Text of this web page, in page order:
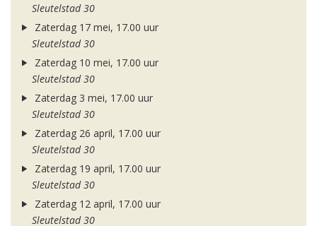
Sleutelstad 30
Zaterdag 17 mei, 17.00 uur
Sleutelstad 30
Zaterdag 10 mei, 17.00 uur
Sleutelstad 30
Zaterdag 3 mei, 17.00 uur
Sleutelstad 30
Zaterdag 26 april, 17.00 uur
Sleutelstad 30
Zaterdag 19 april, 17.00 uur
Sleutelstad 30
Zaterdag 12 april, 17.00 uur
Sleutelstad 30